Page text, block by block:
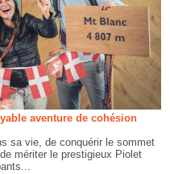
aventure de cohésion
sa vie, de conquérir le sommet
mériter le prestigieux Piolet